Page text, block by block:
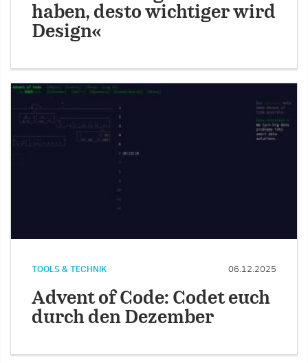
haben, desto wichtiger wird
Design«
TOOLS & TECHNIK 06.12.2025
Advent of Code: Codet euch
durch den Dezember